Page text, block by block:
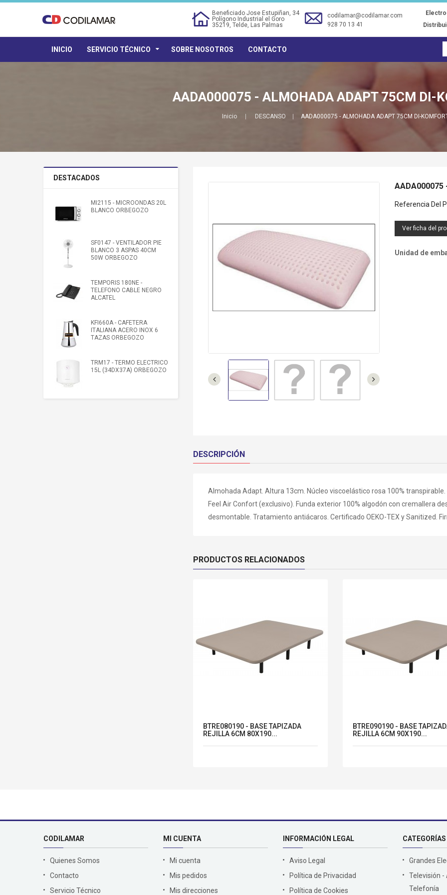
Beneficiado Jose Estupiñan, 34
Polígono Industrial el Goro
35219, Telde, Las Palmas
codilamar@codilamar.com
928 70 13 41
INICIO SERVICIO TÉCNICO SOBRE NOSOTROS CONTACTO
AADA000075 - ALMOHADA ADAPT 75CM DI-
Inicio DESCANSO AADA000075 - ALMOHADA ADAPT 75CM DI-
DESTACADOS
MI2115 - MICROONDAS 20L
BLANCO ORBEGOZO
SF0147 - VENTILADOR PIE
BLANCO 3 ASPAS 40CM
50W ORBEGOZO
TEMPORIS 180NE -
TELEFONO CABLE NEGRO
ALCATEL
KFI660A - CAFETERA
ITALIANA ACERO INOX 6
TAZAS ORBEGOZO
TRM17 - TERMO ELECTRICO
15L (34DX37A) ORBEGOZO
SF0244 - VENTILADOR PIE
NEGRO 5 ASPAS 40CM 55W
C.MANDO ORBEGOZO
MI2117 - MICROONDAS 20L
DO4230IN - PLACA VITRO
2F ANALOGICA SUNFEEL
TF0134 - VENTILADOR
BLANCO 2 RANURAS
CORTAS ORBEGOZO
AADA000075
Referencia Del
Ver ficha del
Unidad de
DESCRIPCIÓN
Almohada Adapt. Altura 13cm. Núcleo viscoelástico rosa 100%
Feel Air Confort (exclusivo). Funda exterior 100% algodón con cremallera
desmontable. Tratamiento antiácaros. Certificado OEKO-TEX y Sanitized.
PRODUCTOS RELACIONADOS
BTRE080190 - BASE TAPIZADA
REJILLA 6CM 80X190...
BTRE090190 - BASE
REJILLA 6CM 90X190...
CODILAMAR
Quienes Somos
Contacto
Servicio Técnico
MI CUENTA
Mi cuenta
Mis pedidos
Mis direcciones
INFORMACIÓN LEGAL
Aviso Legal
Política de Privacidad
Política de Cookies
CATEGORÍAS
Grandes
Televisión -
Telefonía